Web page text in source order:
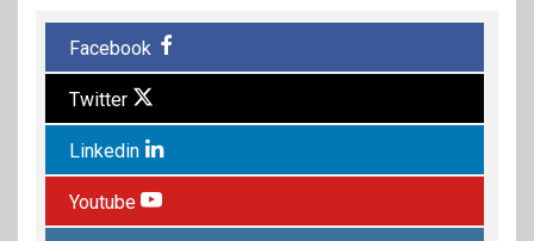
Facebook
Twitter
Linkedin
Youtube